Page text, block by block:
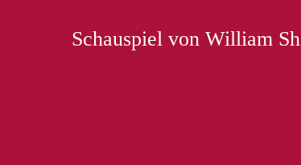
Schauspiel von William